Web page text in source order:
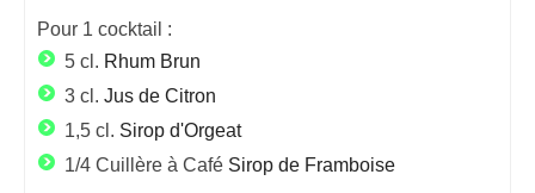
Pour 1 cocktail :
5 cl. Rhum Brun
3 cl. Jus de Citron
1,5 cl. Sirop d'Orgeat
1/4 Cuillère à Café Sirop de Framboise